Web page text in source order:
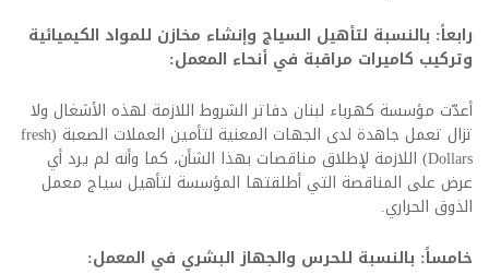
رابعاً: بالنسبة لتأهيل السياج وإنشاء مخازن للمواد الكيميائية
وتركيب كاميرات مراقبة في أنحاء المعمل:
أعدّت مؤسسة كهرباء لبنان دفاتر الشروط اللازمة لهذه الأشغال ولا
تزال تعمل جاهدة لدى الجهات المعنية لتأمين العملات الصعبة (fresh
Dollars) اللازمة لإطلاق مناقصات بهذا الشأن، كما وأنه لم يرد أي
عرض على المناقصة التي أطلقتها المؤسسة لتأهيل سياج معمل
الذوق الحراري.
خامساً: بالنسبة للحرس والجهاز البشري في المعمل: